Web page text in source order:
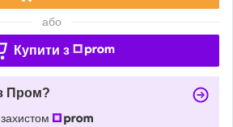
або
Купити з
Пром?